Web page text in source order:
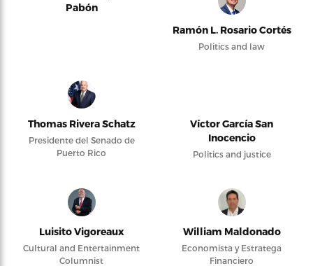
Pabón
Ramón L. Rosario Cortés
Politics and law
Thomas Rivera Schatz
Presidente del Senado de
Puerto Rico
Víctor García San
Inocencio
Politics and justice
Luisito Vigoreaux
Cultural and Entertainment
Columnist
William Maldonado
Economista y Estratega
Financiero